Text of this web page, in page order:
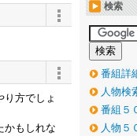
方でしょ
かもしれな
検索
番組詳
人物検
番組５
人物５